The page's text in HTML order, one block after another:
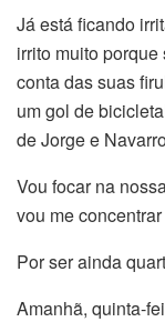
Já está ficando
irrito muito
conta das suas
um gol de
de Jorge e
Vou focar na
vou me
Por ser ainda
Amanhã, quinta-